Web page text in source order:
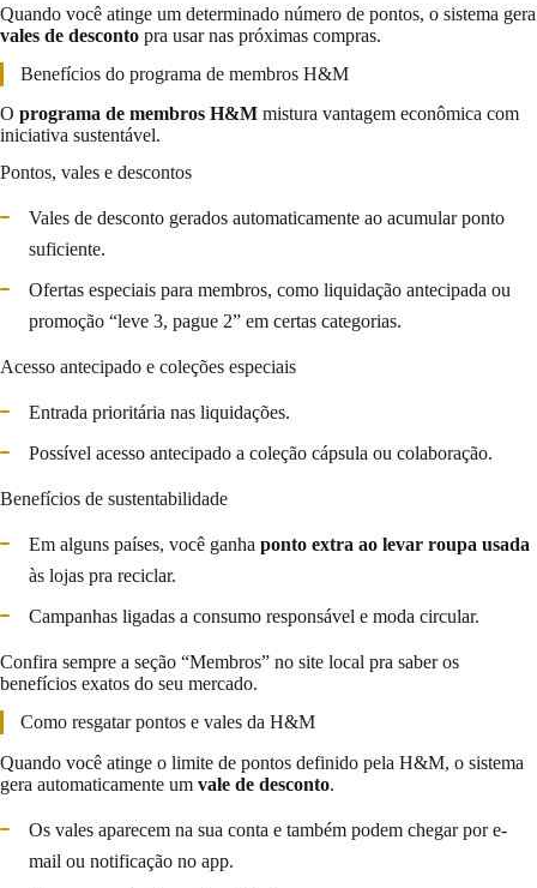
Quando você atinge um determinado número de pontos, o sistema gera
vales de desconto pra usar nas próximas compras.
Benefícios do programa de membros H&M
O programa de membros H&M mistura vantagem econômica com
iniciativa sustentável.
Pontos, vales e descontos
Vales de desconto gerados automaticamente ao acumular ponto
suficiente.
Ofertas especiais para membros, como liquidação antecipada ou
promoção “leve 3, pague 2” em certas categorias.
Acesso antecipado e coleções especiais
Entrada prioritária nas liquidações.
Possível acesso antecipado a coleção cápsula ou colaboração.
Benefícios de sustentabilidade
Em alguns países, você ganha ponto extra ao levar roupa usada
às lojas pra reciclar.
Campanhas ligadas a consumo responsável e moda circular.
Confira sempre a seção “Membros” no site local pra saber os
benefícios exatos do seu mercado.
Como resgatar pontos e vales da H&M
Quando você atinge o limite de pontos definido pela H&M, o sistema
gera automaticamente um vale de desconto.
Os vales aparecem na sua conta e também podem chegar por e-
mail ou notificação no app.